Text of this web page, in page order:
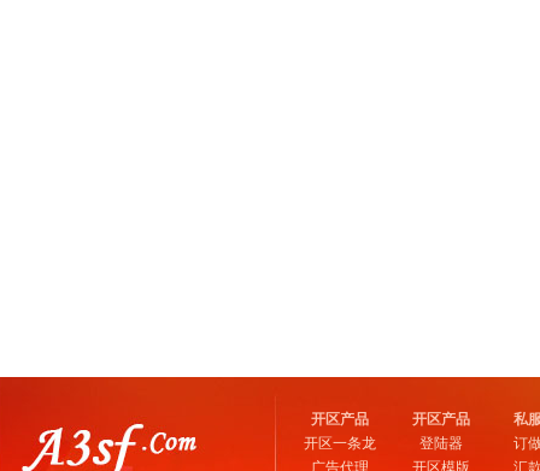
开区产品
开区一条龙
广告代理
开区产品
登陆器
开区模版
私
订
汇